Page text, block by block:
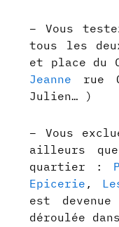
– Vous
tous les
et place du
Jeanne rue
Julien… )
– Vous
ailleurs
quartier :
Epicerie ,
est
déroulée